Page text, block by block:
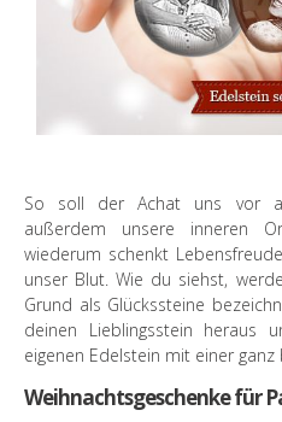
So soll der Achat uns vor
außerdem unsere inneren
wiederum schenkt
unser Blut. Wie du siehst,
Grund als Glückssteine
deinen Lieblingsstein heraus
eigenen Edelstein mit einer
Weihnachtsgeschenke für